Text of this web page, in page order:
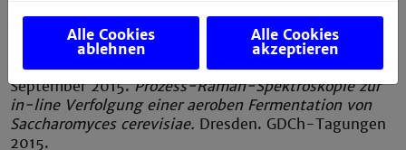
, F., R.SCHALK , M.RÄDLE, H.S.
ECKHARDTund T.BEUERMANN,30. August 2015 - 2.
September 2015.Prozess-Raman-Spektroskopie zur
in-line Verfolgung einer aeroben Fermentation von
Saccharomyces cerevisiae. Dresden. GDCh-Tagungen
2015.
Alle Cookies
ablehnen
Alle Cookies
akzeptieren